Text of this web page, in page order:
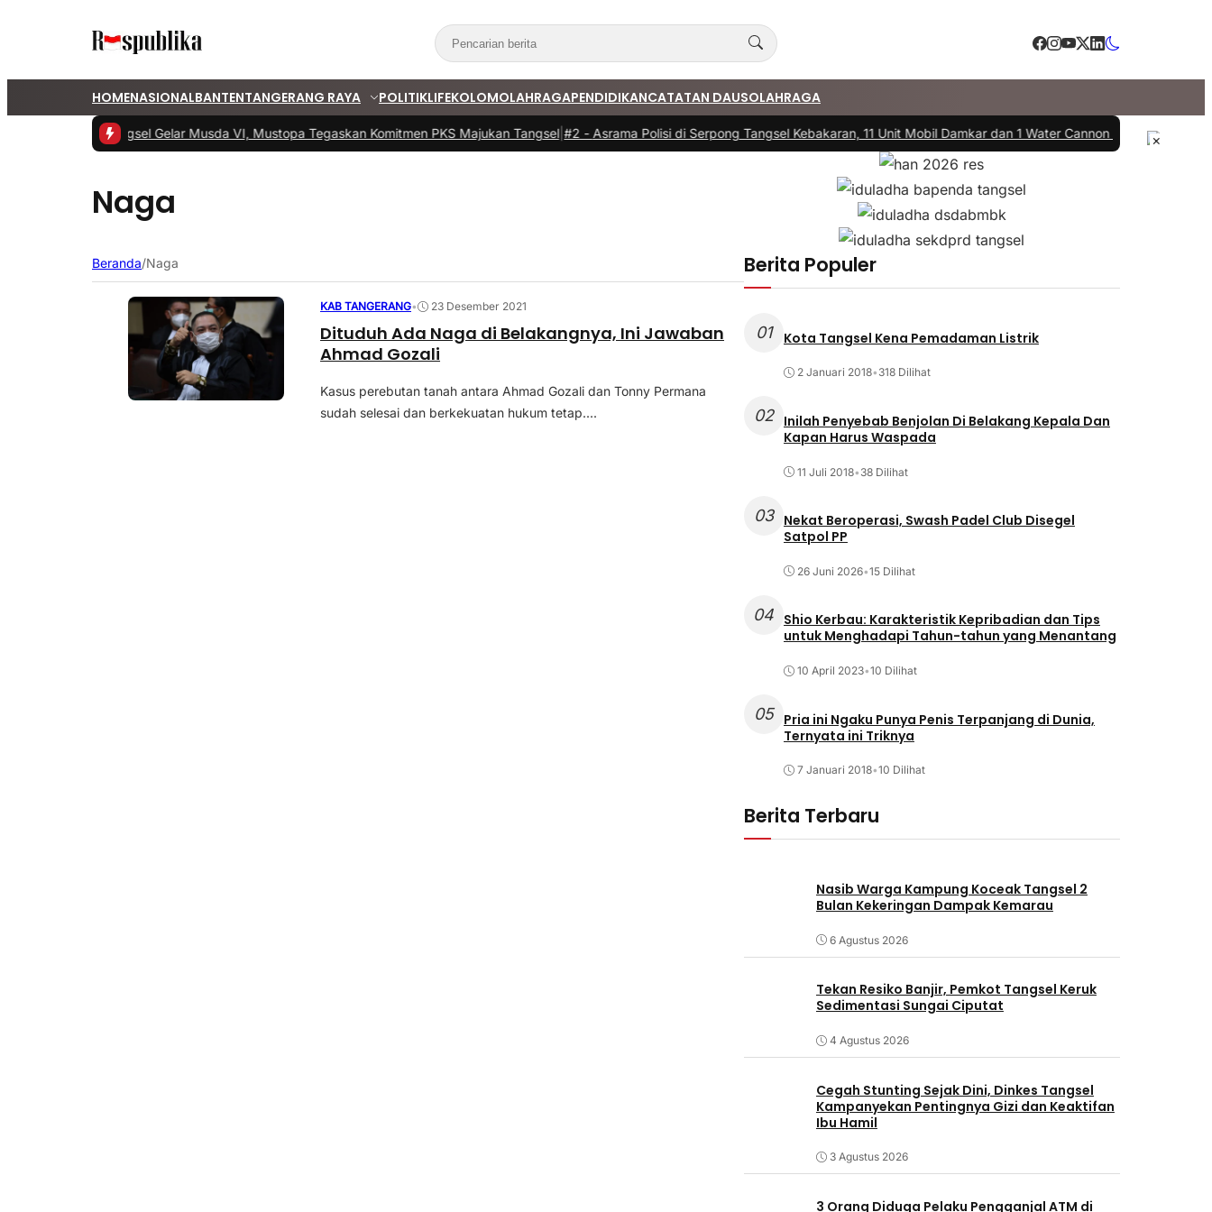
HOMENASIONALBANTENTANGERANG RAYA POLITIKLIFEKOLOMOLAHRAGAPENDIDIKANCATATAN DAUSOLAHRAGA
PKS Tangsel Gelar Musda VI, Mustopa Tegaskan Komitmen PKS Majukan Tangsel|#2 -Asrama Polisi di Serpong Tangsel Kebakaran, 11 Unit Mobil Damkar dan 1 Water Cannon Diterjunkan
Naga
Beranda/Naga
KAB TANGERANG• 23 Desember 2021
Dituduh Ada Naga di Belakangnya, Ini Jawaban
Ahmad Gozali
Kasus perebutan tanah antara Ahmad Gozali dan Tonny Permana
sudah selesai dan berkekuatan hukum tetap....
Berita Populer
01 Kota Tangsel Kena Pemadaman Listrik
2 Januari 2018• 318 Dilihat
02
Inilah Penyebab Benjolan Di Belakang Kepala Dan
Kapan Harus Waspada
11 Juli 2018• 38 Dilihat
03
Nekat Beroperasi, Swash Padel Club Disegel
Satpol PP
26 Juni 2026•15 Dilihat
04 Shio Kerbau: Karakteristik Kepribadian dan Tips
untuk Menghadapi Tahun-tahun yang Menantang
10 April 2023•10 Dilihat
05
Pria ini Ngaku Punya Penis Terpanjang di Dunia,
Ternyata ini Triknya
7 Januari 2018•10 Dilihat
Berita Terbaru
Nasib Warga Kampung Koceak Tangsel 2
Bulan Kekeringan Dampak Kemarau
6 Agustus 2026
Tekan Resiko Banjir, Pemkot Tangsel Keruk
Sedimentasi Sungai Ciputat
4 Agustus 2026
Cegah Stunting Sejak Dini, Dinkes Tangsel
Kampanyekan Pentingnya Gizi dan Keaktifan
Ibu Hamil
3 Agustus 2026
3 Orang Diduga Pelaku Pengganjal ATM di
×